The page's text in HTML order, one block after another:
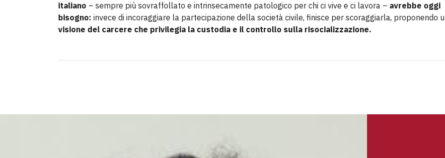
italiano – sempre più sovraffollato e intrinsecamente patologico per chi ci vive e ci lavora – avrebbe oggi
bisogno: invece di incoraggiare la partecipazione della società civile, finisce per scoraggiarla, proponendo
visione del carcere che privilegia la custodia e il controllo sulla risocializzazione.